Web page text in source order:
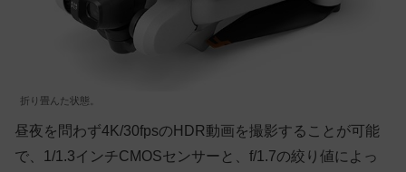
折り畳んた状態。
昼夜を問わず4K/30fpsのHDR動画を撮影することが可能
で、1/1.3インチCMOSセンサーと、f/1.7の絞り値によっ